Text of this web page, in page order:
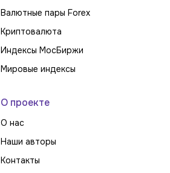
Валютные пары Forex
Криптовалюта
Индексы МосБиржи
Мировые индексы
О проекте
О нас
Наши авторы
Контакты